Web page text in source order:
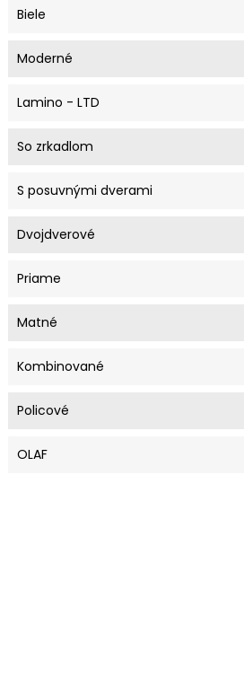
Biele
Moderné
Lamino - LTD
So zrkadlom
S posuvnými dverami
Dvojdverové
Priame
Matné
Kombinované
Policové
OLAF